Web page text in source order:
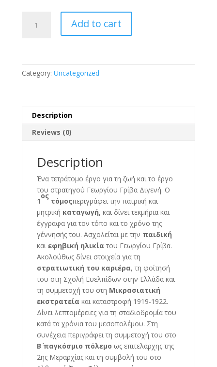
Γρίβας
Τόμος
-
1950)
quantity
Add to cart
Category: Uncategorized
Description
Reviews (0)
Description
Ένα τετράτομο έργο για τη ζωή και το έργο
του στρατηγού Γεωργίου Γρίβα Διγενή. Ο
1
ος
τόμοςπεριγράφει την πατρική και
μητρική καταγωγή, και δίνει τεκμήρια και
έγγραφα για τον τόπο και το χρόνο της
γέννησής του. Ασχολείται με την παιδική
καιεφηβική ηλικία του Γεωργίου Γρίβα.
Ακολούθως δίνει στοιχεία για τη
στρατιωτική του καριέρα, τη φοίτησή
του στη Σχολή Ευελπίδων στην Ελλάδα και
τη συμμετοχή του στη Μικρασιατική
εκστρατεία και καταστροφή 1919-1922.
Δίνει λεπτομέρειες για τη σταδιοδρομία του
κατά τα χρόνια του μεσοπολέμου. Στη
συνέχεια περιγράφει τη συμμετοχή του στο
Β΄ παγκόσμιο πόλεμο ως επιτελάρχης της
2ης Μεραρχίας και τη συμβολή του στο